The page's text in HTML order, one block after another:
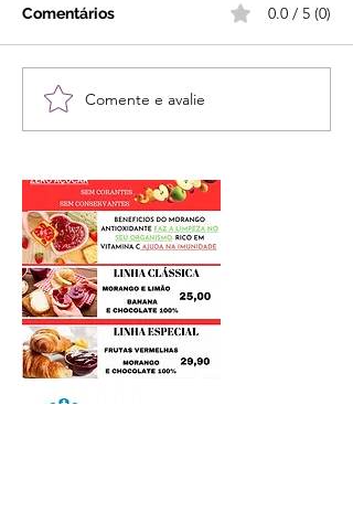
Comentários 0.0 / 5 (0)
Comente e avalie